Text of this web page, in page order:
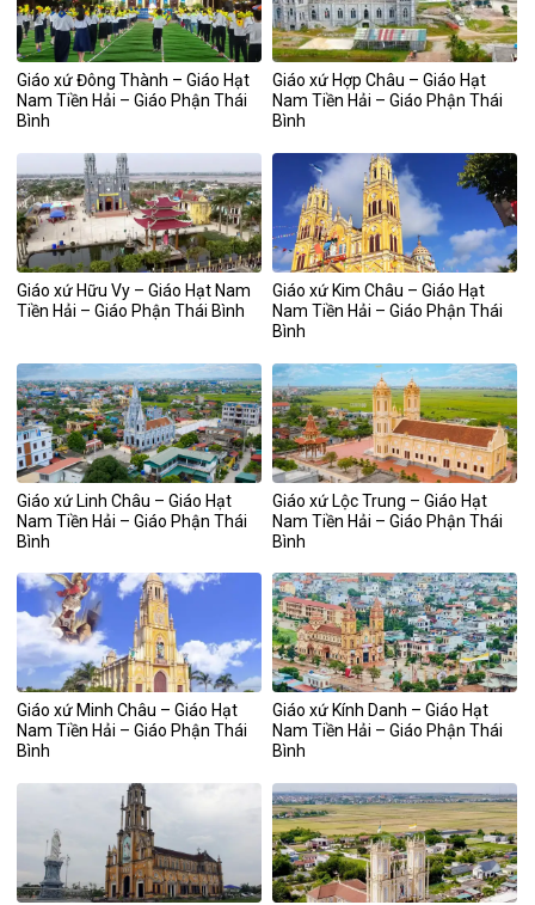
Giáo xứ Đông Thành – Giáo Hạt
Nam Tiền Hải – Giáo Phận Thái
Bình
Giáo xứ Hợp Châu – Giáo Hạt
Nam Tiền Hải – Giáo Phận Thái
Bình
Giáo xứ Hữu Vy – Giáo Hạt Nam
Tiền Hải – Giáo Phận Thái Bình
Giáo xứ Kim Châu – Giáo Hạt
Nam Tiền Hải – Giáo Phận Thái
Bình
Giáo xứ Linh Châu – Giáo Hạt
Nam Tiền Hải – Giáo Phận Thái
Bình
Giáo xứ Lộc Trung – Giáo Hạt
Nam Tiền Hải – Giáo Phận Thái
Bình
Giáo xứ Minh Châu – Giáo Hạt
Nam Tiền Hải – Giáo Phận Thái
Bình
Giáo xứ Kính Danh – Giáo Hạt
Nam Tiền Hải – Giáo Phận Thái
Bình